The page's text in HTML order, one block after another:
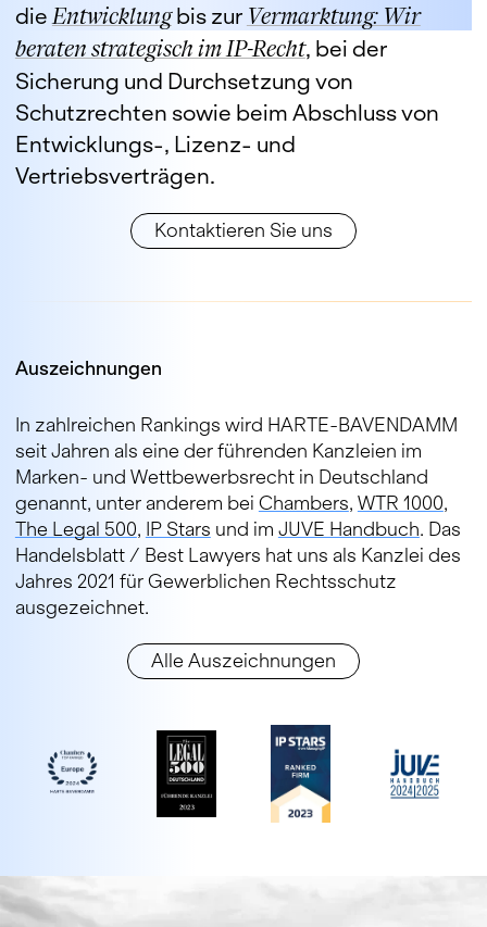
dieEntwicklungbis zur Vermarktung: Wir
beraten strategisch im IP-Recht, bei der
Sicherung und Durchsetzung von
Schutzrechten sowie beim Abschluss von
Entwicklungs-, Lizenz- und
Vertriebsverträgen.
Kontaktieren Sie uns
Auszeichnungen
In zahlreichen Rankings wird HARTE-BAVENDAMM
seit Jahren als eine der führenden Kanzleien im
Marken- und Wettbewerbsrecht in Deutschland
genannt, unter anderem bei Chambers, WTR 1000,
The Legal 500, IP Stars und im JUVE Handbuch. Das
Handelsblatt / Best Lawyers hat uns als Kanzlei des
Jahres 2021 für Gewerblichen Rechtsschutz
ausgezeichnet.
Alle Auszeichnungen